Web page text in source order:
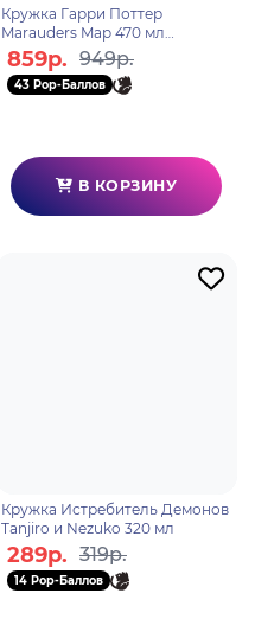
Кружка Гарри Поттер
Marauders Map 470 мл
GMG2404336
859р. 949р.
43 Pop-Баллов
В КОРЗИНУ
Кружка Истребитель Демонов
Tanjiro и Nezuko 320 мл
289р. 319р.
14 Pop-Баллов